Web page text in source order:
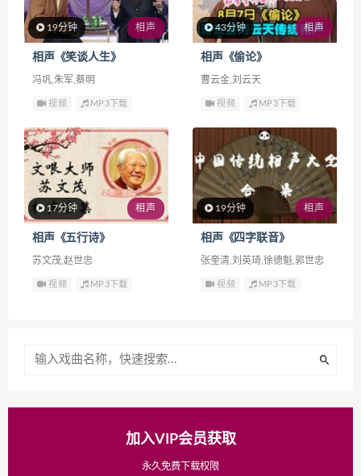
19分钟 相声
相声《笑谈人生》
冯巩,朱军,蔡明
视频 MP3下载
43分钟 相声
相声《偷论》
曹云金,刘云天
视频 MP3下载
17分钟 相声
相声《五行诗》
苏文茂,赵世忠
视频 MP3下载
19分钟 相声
相声《四字联音》
张奎清,刘英琦,徐德魁,郭世忠
视频 MP3下载
加入VIP会员获取
永久免费下载权限